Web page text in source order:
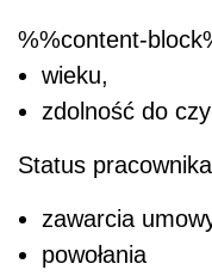
%%content-
wieku,
zdolność do
Status
zawarcia
powołania